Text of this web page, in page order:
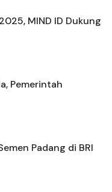
MIND ID Dukung
Pemerintah
Padang di BRI